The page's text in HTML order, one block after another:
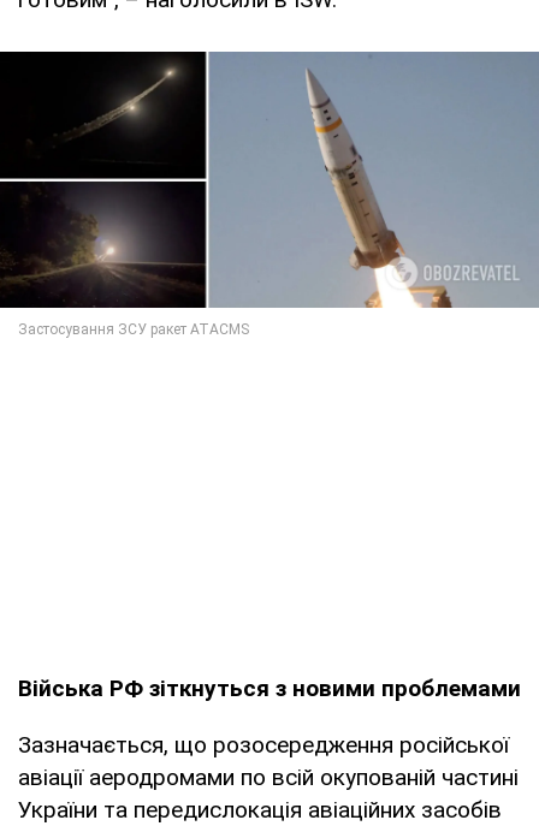
Війська РФ зіткнуться з новими проблемами
Зазначається, що розосередження російської
авіації аеродромами по всій окупованій частині
України та передислокація авіаційних засобів